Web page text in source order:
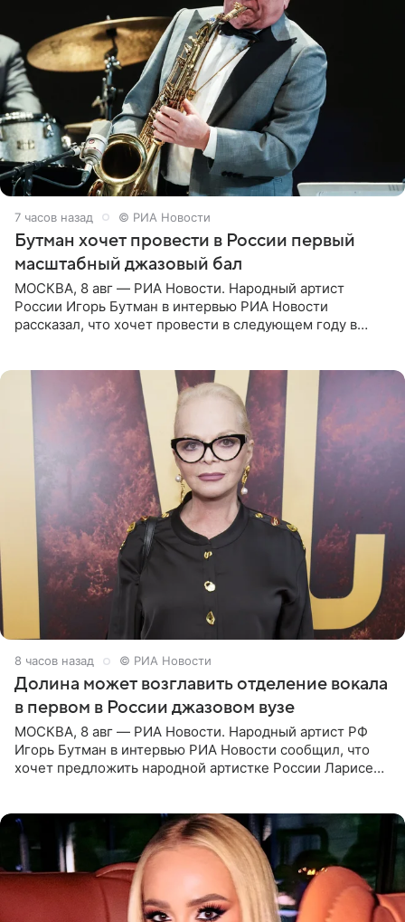
7 часов назад © РИА Новости
Бутман хочет провести в России первый
масштабный джазовый бал
МОСКВА, 8 авг — РИА Новости. Народный артист
России Игорь Бутман в интервью РИА Новости
рассказал, что хочет провести в следующем году в
8 часов назад © РИА Новости
Долина может возглавить отделение вокала
в первом в России джазовом вузе
МОСКВА, 8 авг — РИА Новости. Народный артист РФ
Игорь Бутман в интервью РИА Новости сообщил, что
хочет предложить народной артистке России Ларисе